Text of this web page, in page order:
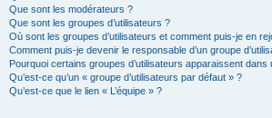
Que sont les modérateurs ?
Que sont les groupes d’utilisateurs ?
Où sont les groupes d’utilisateurs et comment puis-je en
Comment puis-je devenir le responsable d’un groupe
Pourquoi certains groupes d’utilisateurs apparaissent
Qu’est-ce qu’un « groupe d’utilisateurs par défaut » ?
Qu’est-ce que le lien « L’équipe » ?